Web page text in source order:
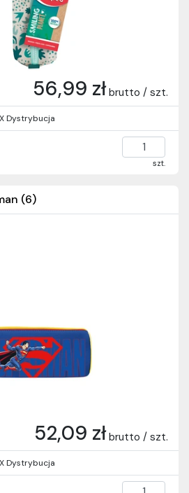
56,99 zł brutto / szt.
Dystrybucja
szt.
(6)
52,09 zł brutto / szt.
Dystrybucja